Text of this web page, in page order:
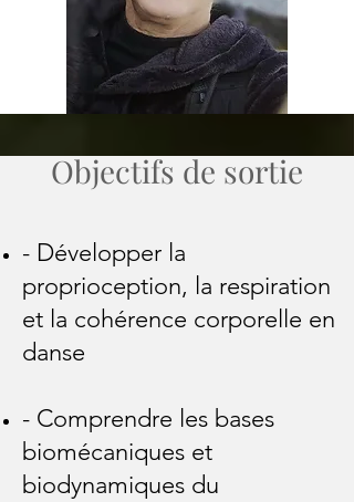
Objectifs de sortie
- Développer la
proprioception, la respiration
et la cohérence corporelle en
danse
- Comprendre les bases
biomécaniques et
biodynamiques du